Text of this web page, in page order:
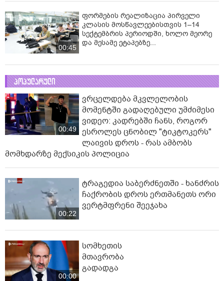
00:45
ფორმების რეალიზაცია პირველი
კლასის მოსწავლეებისთვის 1–14
სექტემბრის პერიოდში, ხოლო მეორე
და მესამე ეტაპებზე...
პოპულარული
00:49
ვრცელდება მკვლელობის
მომენტში გადაღებული უმძიმესი
ვიდეო: კადრებში ჩანს, როგორ
ესროლეს ცნობილ "ტიკტოკერს"
ლაივის დროს - რას ამბობს
მომხდარზე მექსიკის პოლიცია
00:22
ტრაგედია საბერძნეთში - ხანძრის
ჩაქრობის დროს ერთმანეთს ორი
ვერტმფრენი შეეჯახა
00:00
სომხეთის
მთავრობა
გადადგა